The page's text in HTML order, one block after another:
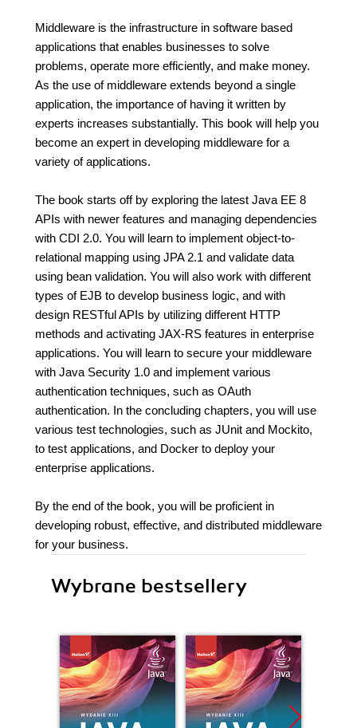
Middleware is the infrastructure in software based
applications that enables businesses to solve
problems, operate more efficiently, and make money.
As the use of middleware extends beyond a single
application, the importance of having it written by
experts increases substantially. This book will help you
become an expert in developing middleware for a
variety of applications.
The book starts off by exploring the latest Java EE 8
APIs with newer features and managing dependencies
with CDI 2.0. You will learn to implement object-to-
relational mapping using JPA 2.1 and validate data
using bean validation. You will also work with different
types of EJB to develop business logic, and with
design RESTful APIs by utilizing different HTTP
methods and activating JAX-RS features in enterprise
applications. You will learn to secure your middleware
with Java Security 1.0 and implement various
authentication techniques, such as OAuth
authentication. In the concluding chapters, you will use
various test technologies, such as JUnit and Mockito,
to test applications, and Docker to deploy your
enterprise applications.
By the end of the book, you will be proficient in
developing robust, effective, and distributed middleware
for your business.
Wybrane bestsellery